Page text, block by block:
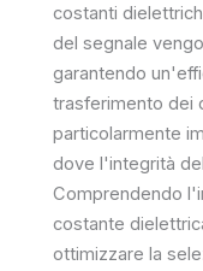
costanti
del segnale
garantendo
trasferimento dei
particolarmente
dove l'integrità
Comprendendo
costante
ottimizzare la